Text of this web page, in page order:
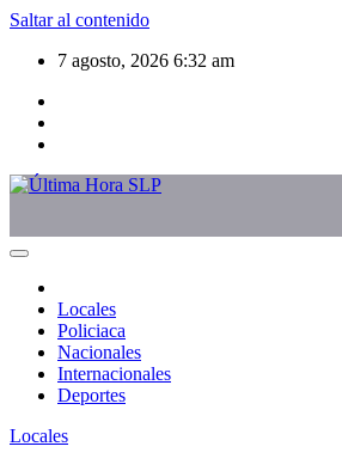
Saltar al contenido
7 agosto, 2026 6:32 am
Locales
Policiaca
Nacionales
Internacionales
Deportes
Locales